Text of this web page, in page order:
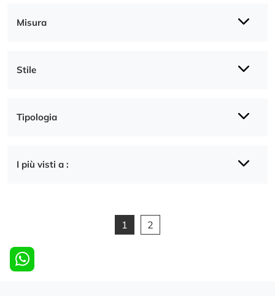
Misura
Stile
Tipologia
I più visti a :
1 2